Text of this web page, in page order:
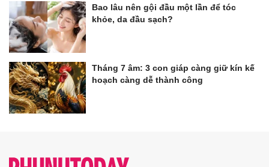
Bao lâu nên gội đầu một lần để tóc
khỏe, da đầu sạch?
Tháng 7 âm: 3 con giáp càng giữ kín kế
hoạch càng dễ thành công